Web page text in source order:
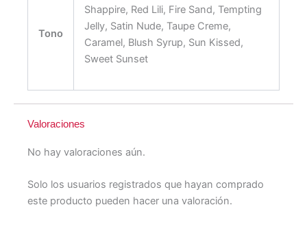
Tono
Shappire, Red Lili, Fire Sand, Tempting
Jelly, Satin Nude, Taupe Creme,
Caramel, Blush Syrup, Sun Kissed,
Sweet Sunset
Valoraciones
No hay valoraciones aún.
Solo los usuarios registrados que hayan comprado
este producto pueden hacer una valoración.